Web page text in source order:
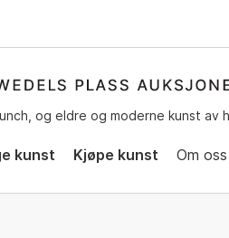
og eldre og moderne kunst av
kunst Kjøpe kunst Om oss